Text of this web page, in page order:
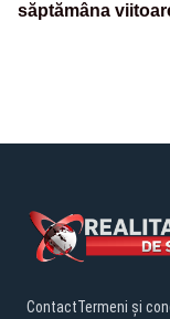
săptămâna
ContactTermeni și